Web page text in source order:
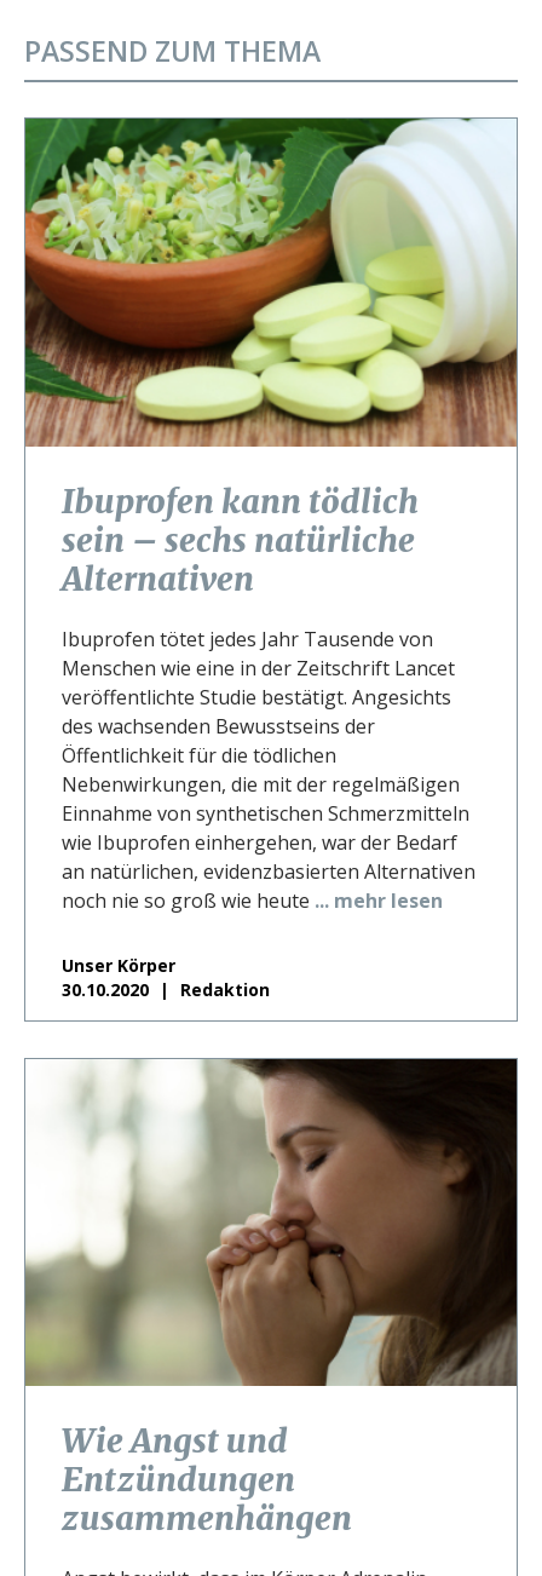
PASSEND ZUM THEMA
Ibuprofen kann tödlich
sein – sechs natürliche
Alternativen
Ibuprofen tötet jedes Jahr Tausende von
Menschen wie eine in der Zeitschrift Lancet
veröffentlichte Studie bestätigt. Angesichts
des wachsenden Bewusstseins der
Öffentlichkeit für die tödlichen
Nebenwirkungen, die mit der regelmäßigen
Einnahme von synthetischen Schmerzmitteln
wie Ibuprofen einhergehen, war der Bedarf
an natürlichen, evidenzbasierten Alternativen
noch nie so groß wie heute ... mehr lesen
Unser Körper
30.10.2020
Redaktion
Wie Angst und
Entzündungen
zusammenhängen